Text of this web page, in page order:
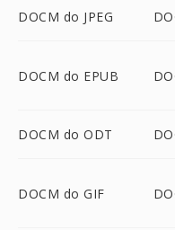
DOCM do JPEG
DOCM do EPUB
DOCM do ODT
DOCM do GIF